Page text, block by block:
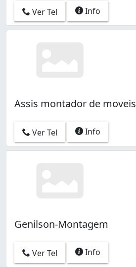
Ver Tel Info
Assis montador de moveis
Ver Tel Info
Genilson-Montagem
Ver Tel Info